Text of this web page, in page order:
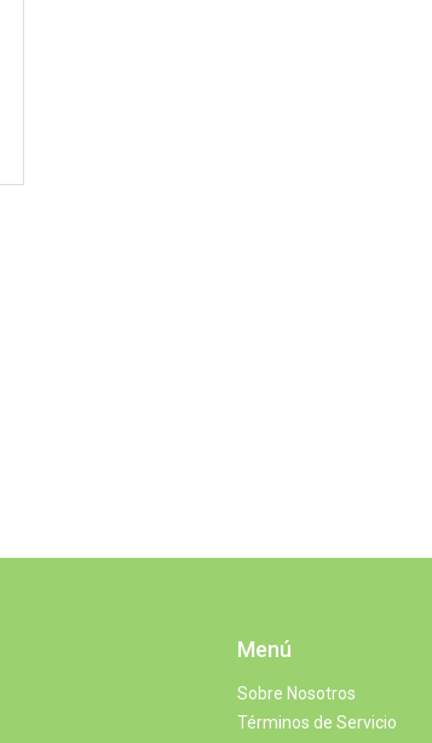
Menú
Sobre Nosotros
Términos de Servicio